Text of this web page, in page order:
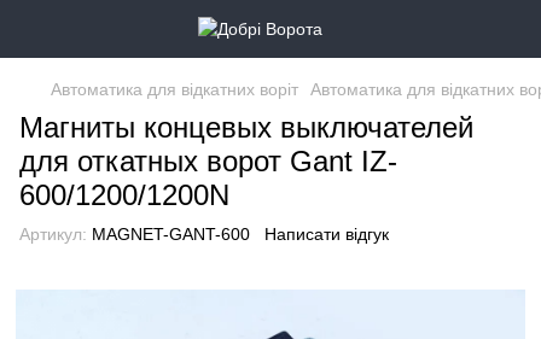
Автоматика для відкатних воріт Автоматика для відкатних
Магниты концевых выключателей
для откатных ворот Gant IZ-
600/1200/1200N
Артикул: MAGNET-GANT-600 Написати відгук